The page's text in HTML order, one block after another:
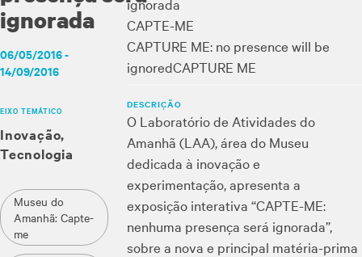
ignorada
06/05/2016 -
14/09/2016
EIXO TEMÁTICO
Inovação
Tecnologia
Museu do
Amanhã: Capte-
me
CAPTE-ME
CAPTURE ME: no presence will be
ignoredCAPTURE ME
DESCRIÇÃO
O Laboratório de Atividades do
Amanhã (LAA), área do Museu
dedicada à inovação e
experimentação, apresenta a
exposição interativa “CAPTE-ME:
nenhuma presença será ignorada”,
sobre a nova e principal matéria-prima